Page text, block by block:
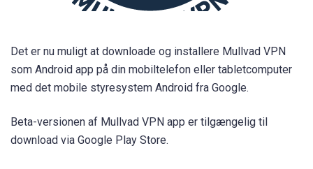
Det er nu muligt at downloade og installere Mullvad VPN
som Android app på din mobiltelefon eller tabletcomputer
med det mobile styresystem Android fra Google.
Beta-versionen af Mullvad VPN app er tilgængelig til
download via Google Play Store.